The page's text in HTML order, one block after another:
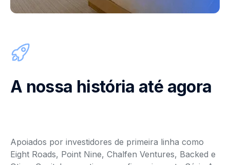
A nossa história até agora
Apoiados por investidores de primeira linha como
Eight Roads, Point Nine, Chalfen Ventures, Backed e